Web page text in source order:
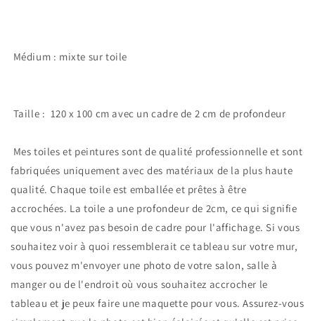
Médium : mixte sur toile
Taille : 120 x 100 cm avec un cadre de 2 cm de profondeur
Mes toiles et peintures sont de qualité professionnelle et sont
fabriquées uniquement avec des matériaux de la plus haute
qualité. Chaque toile est emballée et prêtes à être
accrochées. La toile a une profondeur de 2cm, ce qui signifie
que vous n'avez pas besoin de cadre pour l'affichage. Si vous
souhaitez voir à quoi ressemblerait ce tableau sur votre mur,
vous pouvez m'envoyer une photo de votre salon, salle à
manger ou de l'endroit où vous souhaitez accrocher le
tableau et je peux faire une maquette pour vous. Assurez-vous